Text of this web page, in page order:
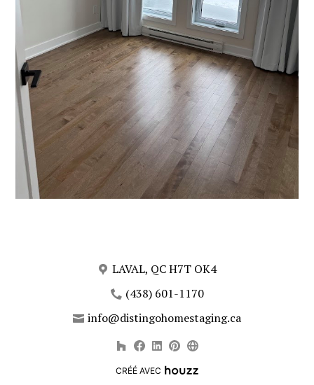
LAVAL, QC H7T OK4
(438) 601-1170
info@distingohomestaging.ca
CRÉÉ AVEC